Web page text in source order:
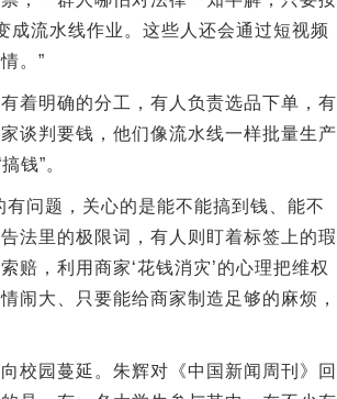
成流水线作业。这些人还会通过短视频
。”
明确的分工，有人负责选品下单，有
谈判要钱，他们像流水线一样批量生产
钱”。
问题，关心的是能不能搞到钱、能不
法里的极限词，有人则盯着标签上的瑕
赔，利用商家‘花钱消灾’的心理把维权
闹大、只要能给商家制造足够的麻烦，
园蔓延。朱辉对《中国新闻周刊》回